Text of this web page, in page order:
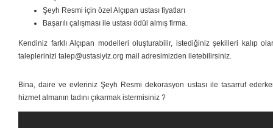
Şeyh Resmi için özel Alçıpan ustası fiyatları
Başarılı çalışması ile ustası ödül almış firma.
Kendiniz farklı Alçıpan modelleri oluşturabilir, istediğiniz şekilleri kalıp
taleplerinizi talep@ustasiyiz.org mail adresimizden iletebilirsiniz.
Bina, daire ve evleriniz Şeyh Resmi dekorasyon ustası ile tasarruf
hizmet almanın tadını çıkarmak istermisiniz ?